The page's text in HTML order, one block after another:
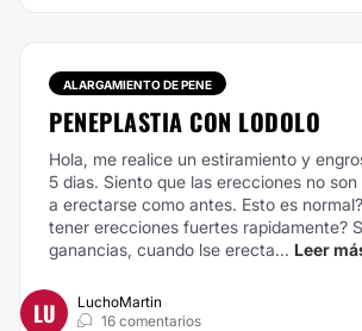
ALARGAMIENTO DE PENE
PENEPLASTIA CON LODOLO
Hola, me realice un estiramiento y
5 dias. Siento que las erecciones no
a erectarse como antes. Esto es
tener erecciones fuertes rapidamente?
ganancias, cuando lse erecta... Leer
LU
LuchoMartin
16 comentarios